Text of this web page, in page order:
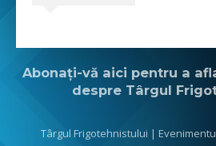
Abonați-vă aici pentru a
despre Târgul
Târgul Frigotehnistului |